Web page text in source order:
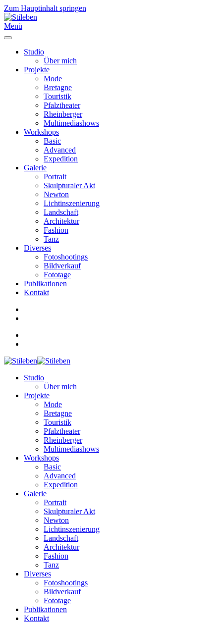
Zum Hauptinhalt springen
Menü
Studio
Über mich
Projekte
Mode
Bretagne
Touristik
Pfalztheater
Rheinberger
Multimediashows
Workshops
Basic
Advanced
Expedition
Galerie
Portrait
Skulpturaler Akt
Newton
Lichtinszenierung
Landschaft
Architektur
Fashion
Tanz
Diverses
Fotoshootings
Bildverkauf
Fototage
Publikationen
Kontakt
Studio
Über mich
Projekte
Mode
Bretagne
Touristik
Pfalztheater
Rheinberger
Multimediashows
Workshops
Basic
Advanced
Expedition
Galerie
Portrait
Skulpturaler Akt
Newton
Lichtinszenierung
Landschaft
Architektur
Fashion
Tanz
Diverses
Fotoshootings
Bildverkauf
Fototage
Publikationen
Kontakt